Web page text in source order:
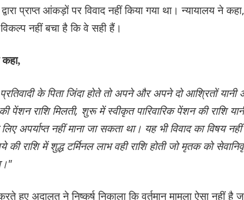
प्राप्त आंकड़ों पर विवाद नहीं किया गया था। न्यायालय
नहीं बचा है कि वे सही हैं।
प्रतिवादी के पिता जिंदा होते तो अपने और अपने दो आश्रितों
पेंशन राशि मिलती, शुरू में स्वीकृत पारिवारिक पेंशन की राशि
अपर्याप्त नहीं माना जा सकता था। यह भी विवाद का विषय
राशि में शुद्ध टर्मिनल लाभ वही राशि होती जो मृतक को
हुए अदालत ने निष्कर्ष निकाला कि वर्तमान मामला ऐसा नहीं है